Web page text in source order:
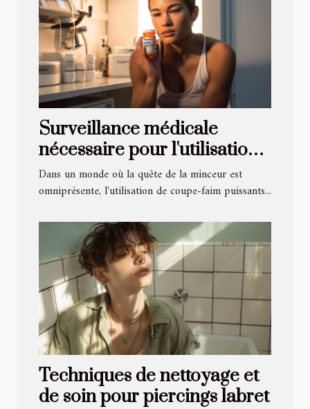
Surveillance médicale
nécessaire pour l'utilisation
de coupe-faim puissants
Dans un monde où la quête de la minceur est
omniprésente, l'utilisation de coupe-faim puissants...
Techniques de nettoyage et
de soin pour piercings labret